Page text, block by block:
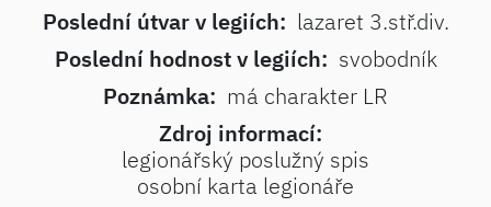
Poslední útvar v legiích: lazaret 3.stř.div.
Poslední hodnost v legiích: svobodník
Poznámka: má charakter LR
Zdroj informací:
legionářský poslužný spis
osobní karta legionáře